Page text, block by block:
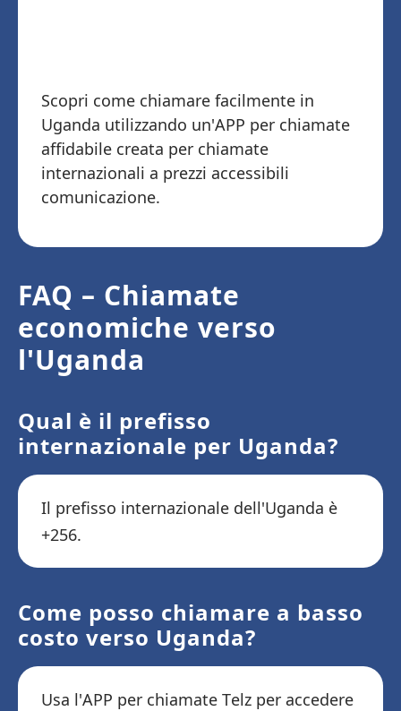
Scopri come chiamare facilmente in
Uganda utilizzando un'APP per chiamate
affidabile creata per chiamate
internazionali a prezzi accessibili
comunicazione.
FAQ – Chiamate
economiche verso
l'Uganda
Qual è il prefisso
internazionale per Uganda?
Il prefisso internazionale dell'Uganda è
+256.
Come posso chiamare a basso
costo verso Uganda?
Usa l'APP per chiamate Telz per accedere